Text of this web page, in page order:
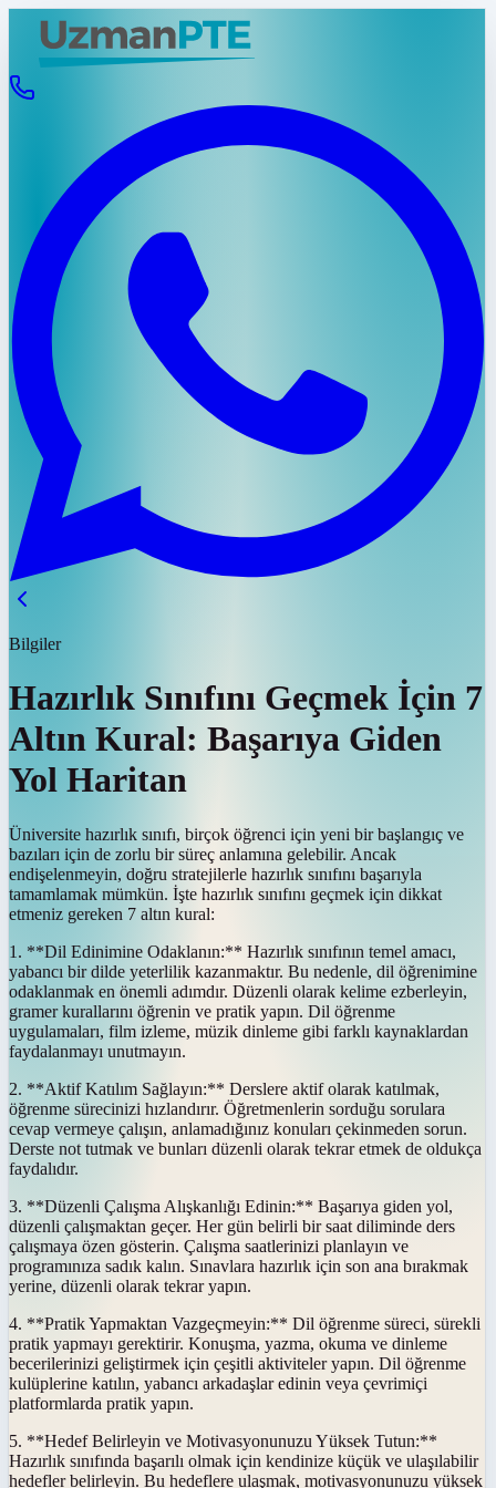
Bilgiler
Hazırlık Sınıfını Geçmek İçin 7
Altın Kural: Başarıya Giden
Yol Haritan
Üniversite hazırlık sınıfı, birçok öğrenci için yeni bir başlangıç ve
bazıları için de zorlu bir süreç anlamına gelebilir. Ancak
endişelenmeyin, doğru stratejilerle hazırlık sınıfını başarıyla
tamamlamak mümkün. İşte hazırlık sınıfını geçmek için dikkat
etmeniz gereken 7 altın kural:
1. **Dil Edinimine Odaklanın:** Hazırlık sınıfının temel amacı,
yabancı bir dilde yeterlilik kazanmaktır. Bu nedenle, dil öğrenimine
odaklanmak en önemli adımdır. Düzenli olarak kelime ezberleyin,
gramer kurallarını öğrenin ve pratik yapın. Dil öğrenme
uygulamaları, film izleme, müzik dinleme gibi farklı kaynaklardan
faydalanmayı unutmayın.
2. **Aktif Katılım Sağlayın:** Derslere aktif olarak katılmak,
öğrenme sürecinizi hızlandırır. Öğretmenlerin sorduğu sorulara
cevap vermeye çalışın, anlamadığınız konuları çekinmeden sorun.
Derste not tutmak ve bunları düzenli olarak tekrar etmek de oldukça
faydalıdır.
3. **Düzenli Çalışma Alışkanlığı Edinin:** Başarıya giden yol,
düzenli çalışmaktan geçer. Her gün belirli bir saat diliminde ders
çalışmaya özen gösterin. Çalışma saatlerinizi planlayın ve
programınıza sadık kalın. Sınavlara hazırlık için son ana bırakmak
yerine, düzenli olarak tekrar yapın.
4. **Pratik Yapmaktan Vazgeçmeyin:** Dil öğrenme süreci, sürekli
pratik yapmayı gerektirir. Konuşma, yazma, okuma ve dinleme
becerilerinizi geliştirmek için çeşitli aktiviteler yapın. Dil öğrenme
kulüplerine katılın, yabancı arkadaşlar edinin veya çevrimiçi
platformlarda pratik yapın.
5. **Hedef Belirleyin ve Motivasyonunuzu Yüksek Tutun:**
Hazırlık sınıfında başarılı olmak için kendinize küçük ve ulaşılabilir
hedefler belirleyin. Bu hedeflere ulaşmak, motivasyonunuzu yüksek